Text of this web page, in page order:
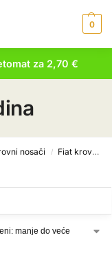
0
za 2,70 €
nosači / Fiat krovni nosači